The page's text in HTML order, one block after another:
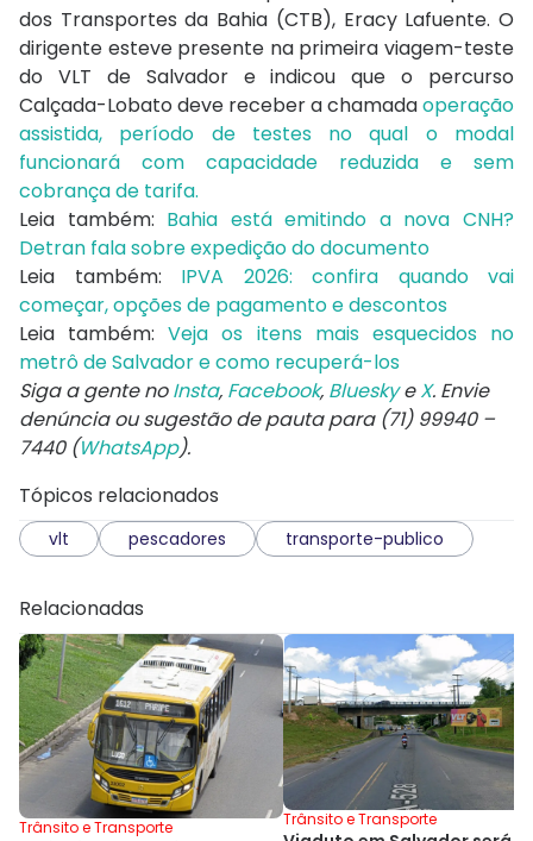
dos Transportes da Bahia (CTB), Eracy Lafuente. O
dirigente esteve presente na primeira viagem-teste
do VLT de Salvador e indicou que o percurso
Calçada-Lobato deve receber a chamadaoperação
assistida, período de testes no qual o modal
funcionará com capacidade reduzida e sem
cobrança de tarifa.
Leia também: Bahia está emitindo a nova CNH?
Detran fala sobre expedição do documento
Leia também: IPVA 2026: confira quando vai
começar, opções de pagamento e descontos
Leia também: Veja os itens mais esquecidos no
metrô de Salvador e como recuperá-los
Siga a gente noInsta, Facebook, BlueskyeX. Envie
denúncia ou sugestão de pauta para (71) 99940 –
7440 (WhatsApp).
Tópicos relacionados
vlt pescadores transporte-publico
Relacionadas
Trânsito e Transporte Trânsito e Transporte